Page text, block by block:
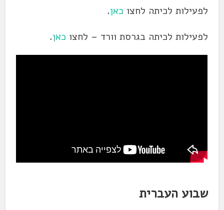
לפעילות לכיתה לחצו כאן.
לפעילות לכיתה בגרסת וורד – לחצו כאן.
שבוע העברית